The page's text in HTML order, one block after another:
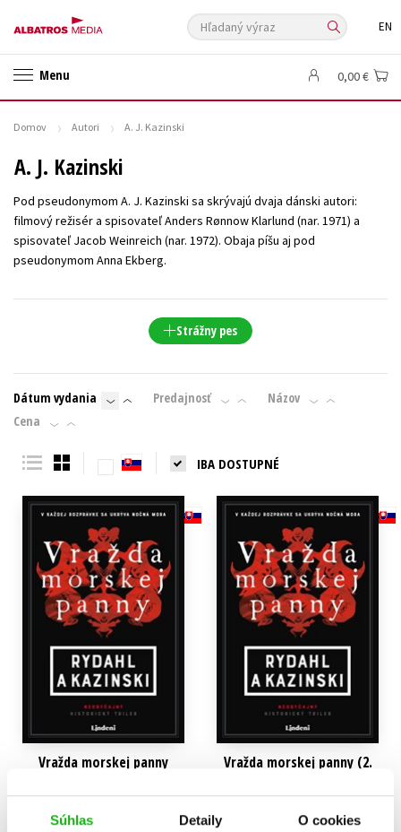
Súhlas Detaily O cookies
Hľadaný výraz EN
Menu
🏷️ Zlacnené knihy
⚔️ Zaklínač na CD
Cestovanie
Doplnkový sortiment
Ezoterika a duchovný svet
História a military
Hobby
Humanitné a spoločenské vedy
Krížovky
Kuchárske knihy New Adult
Obchod a ekonómia
Ostatné
Počítače
Poézia
Predškoláci
Príroda a záhrada
Prírodné vedy
Technické vedy
Výchova a pedagogika
Young adult
Young adult (SK)
Všetky tituly
0,00 €
Domov Autori A. J. Kazinski
A. J. Kazinski
Pod pseudonymom A. J. Kazinski sa skrývajú dvaja dánski autori:
filmový režisér a spisovateľ Anders Rønnow Klarlund (nar. 1971) a
spisovateľ Jacob Weinreich (nar. 1972). Obaja píšu aj pod
pseudonymom Anna Ekberg.
Strážny pes
Dátum vydania Predajnosť
Názov
Cena
IBA DOSTUPNÉ
Vražda morskej panny
A. J. Kazinski
15,29 €
Vražda morskej panny (2.
Thomas Rydahl,
A. J. Kazinski